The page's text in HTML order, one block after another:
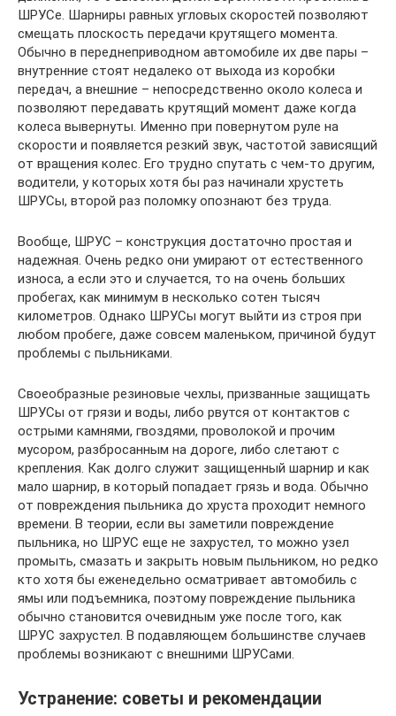
ШРУСе. Шарниры равных угловых скоростей позволяют
смещать плоскость передачи крутящего момента.
Обычно в переднеприводном автомобиле их две пары –
внутренние стоят недалеко от выхода из коробки
передач, а внешние – непосредственно около колеса и
позволяют передавать крутящий момент даже когда
колеса вывернуты. Именно при повернутом руле на
скорости и появляется резкий звук, частотой зависящий
от вращения колес. Его трудно спутать с чем-то другим,
водители, у которых хотя бы раз начинали хрустеть
ШРУСы, второй раз поломку опознают без труда.
Вообще, ШРУС – конструкция достаточно простая и
надежная. Очень редко они умирают от естественного
износа, а если это и случается, то на очень больших
пробегах, как минимум в несколько сотен тысяч
километров. Однако ШРУСы могут выйти из строя при
любом пробеге, даже совсем маленьком, причиной будут
проблемы с пыльниками.
Своеобразные резиновые чехлы, призванные защищать
ШРУСы от грязи и воды, либо рвутся от контактов с
острыми камнями, гвоздями, проволокой и прочим
мусором, разбросанным на дороге, либо слетают с
крепления. Как долго служит защищенный шарнир и как
мало шарнир, в который попадает грязь и вода. Обычно
от повреждения пыльника до хруста проходит немного
времени. В теории, если вы заметили повреждение
пыльника, но ШРУС еще не захрустел, то можно узел
промыть, смазать и закрыть новым пыльником, но редко
кто хотя бы еженедельно осматривает автомобиль с
ямы или подъемника, поэтому повреждение пыльника
обычно становится очевидным уже после того, как
ШРУС захрустел. В подавляющем большинстве случаев
проблемы возникают с внешними ШРУСами.
Устранение: советы и рекомендации